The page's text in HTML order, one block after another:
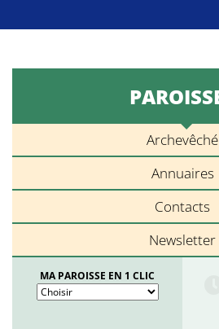
Archevêché
Annuaires
Contacts
Newsletter
MA PAROISSE EN 1 CLIC